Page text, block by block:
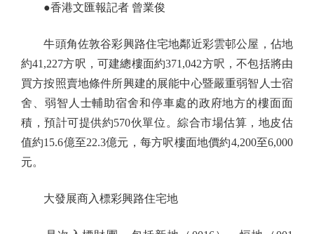
●香港文匯報記者 曾業俊
牛頭角佐敦谷彩興路住宅地鄰近彩雲邨公屋，佔地
約41,227方呎，可建總樓面約371,042方呎，不包括將由
買方按照賣地條件所興建的展能中心暨嚴重弱智人士宿
舍、弱智人士輔助宿舍和停車處的政府地方的樓面面
積，預計可提供約570伙單位。綜合市場估算，地皮估
值約15.6億至22.3億元，每方呎樓面地價約4,200至6,000
元。
大發展商入標彩興路住宅地